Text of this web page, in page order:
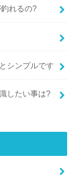
れるの?
シンプルです
したい事は?